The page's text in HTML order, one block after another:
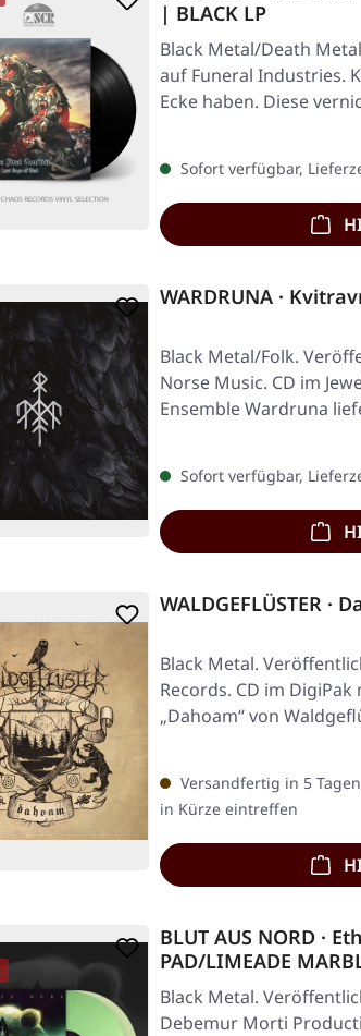
| BLACK LP
Black Metal/Death
auf Funeral Industries.
Ecke haben. Diese
Sofort verfügbar,
WARDRUNA ·
Black Metal/Folk.
Norse Music. CD im
Ensemble Wardruna
Sofort verfügbar,
WALDGEFLÜSTER ·
Black Metal.
Records. CD im
„Dahoam“ von
Versandfertig in 5
in Kürze eintreffen
BLUT AUS NORD ·
PAD/LIMEADE
Black Metal.
Debemur Morti